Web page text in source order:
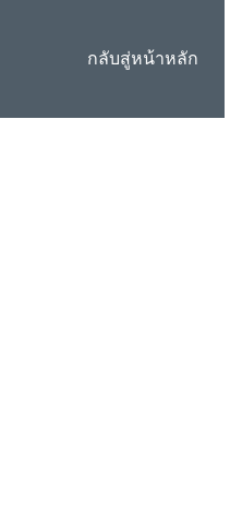
กลับสู่หน้าหลัก